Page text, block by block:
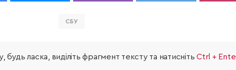
СБУ
ласка, виділіть фрагмент тексту та натиснітьCtrl +